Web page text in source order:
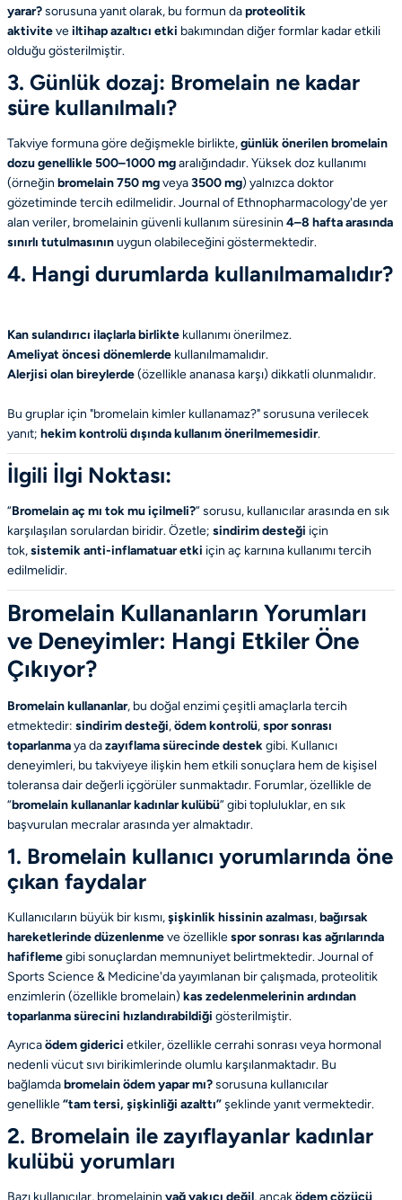
yarar?sorusuna yanıt olarak, bu formun daproteolitik
aktiviteveiltihap azaltıcı etki bakımından diğer formlar kadar etkili
olduğu gösterilmiştir.
3. Günlük dozaj: Bromelain ne kadar
süre kullanılmalı?
Takviye formuna göre değişmekle birlikte,günlük önerilen bromelain
dozu genellikle 500–1000 mgaralığındadır. Yüksek doz kullanımı
(örneğin bromelain 750 mgveya3500 mg) yalnızca doktor
gözetiminde tercih edilmelidir.Journal of Ethnopharmacology'de yer
alan veriler, bromelainin güvenli kullanım süresinin 4–8 hafta arasında
sınırlı tutulmasınınuygun olabileceğini göstermektedir.
4. Hangi durumlarda kullanılmamalıdır?
Kan sulandırıcı ilaçlarla birlikte kullanımı önerilmez.
Ameliyat öncesi dönemlerde kullanılmamalıdır.
Alerjisi olan bireylerde(özellikle ananasa karşı) dikkatli olunmalıdır.
Bu gruplar için "bromelain kimler kullanamaz?" sorusuna verilecek
yanıt; hekim kontrolü dışında kullanım önerilmemesidir.
İlgili İlgi Noktası:
“Bromelain aç mı tok mu içilmeli?” sorusu, kullanıcılar arasında en sık
karşılaşılan sorulardan biridir. Özetle; sindirim desteği için
tok,sistemik anti-inflamatuar etki için aç karnına kullanımı tercih
edilmelidir.
Bromelain Kullananların Yorumları
ve Deneyimler: Hangi Etkiler Öne
Çıkıyor?
Bromelain kullananlar, bu doğal enzimi çeşitli amaçlarla tercih
etmektedir: sindirim desteği,ödem kontrolü,spor sonrası
toparlanmaya dazayıflama sürecinde destekgibi. Kullanıcı
deneyimleri, bu takviyeye ilişkin hem etkili sonuçlara hem de kişisel
toleransa dair değerli içgörüler sunmaktadır. Forumlar, özellikle de
“bromelain kullananlar kadınlar kulübü” gibi topluluklar, en sık
başvurulan mecralar arasında yer almaktadır.
1. Bromelain kullanıcı yorumlarında öne
çıkan faydalar
Kullanıcıların büyük bir kısmı,şişkinlik hissinin azalması,bağırsak
hareketlerinde düzenlenmeve özelliklespor sonrası kas ağrılarında
hafiflemegibi sonuçlardan memnuniyet belirtmektedir.Journal of
Sports Science & Medicine'da yayımlanan bir çalışmada, proteolitik
enzimlerin (özellikle bromelain)kas zedelenmelerinin ardından
toparlanma sürecini hızlandırabildiği gösterilmiştir.
Ayrıcaödem giderici etkiler, özellikle cerrahi sonrası veya hormonal
nedenli vücut sıvı birikimlerinde olumlu karşılanmaktadır. Bu
bağlamdabromelain ödem yapar mı?sorusuna kullanıcılar
genellikle“tam tersi, şişkinliği azalttı”şeklinde yanıt vermektedir.
2. Bromelain ile zayıflayanlar kadınlar
kulübü yorumları
Bazı kullanıcılar, bromelainin yağ yakıcı değil, ancaködem çözücü